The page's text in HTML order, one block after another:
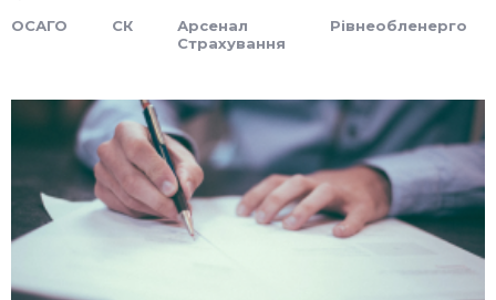
ОСАГО СК
Арсенал
Страхування
Рівнеобленерго